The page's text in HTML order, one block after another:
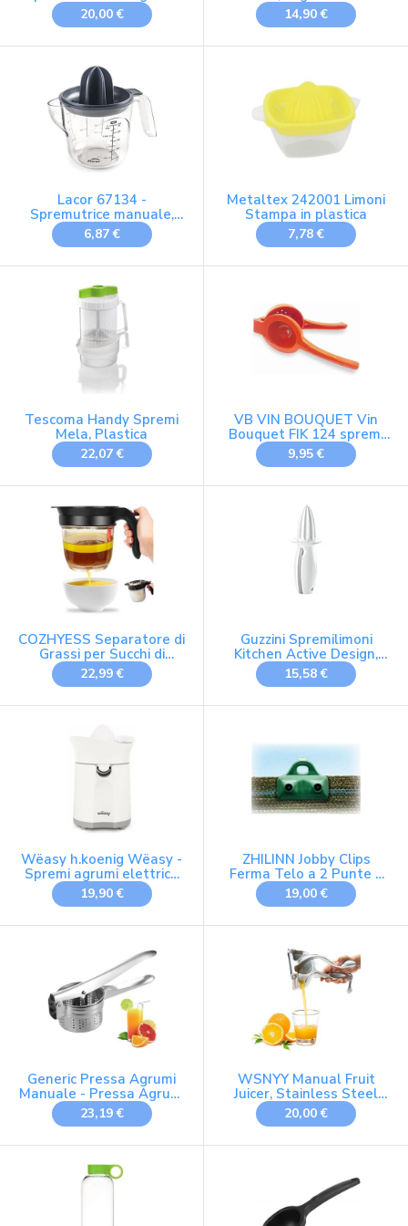
ciliegio.
20,00 €
Giallo
14,90 €
Lacor 67134 -
Spremutrice manuale,
spremutrice per succhi,
con brocca
6,87 €
Metaltex 242001 Limoni
Stampa in plastica
7,78 €
Tescoma Handy Spremi
Mela, Plastica
22,07 €
VB VIN BOUQUET Vin
Bouquet FIK 124 spremi
arancia acciaio inox
mixology agrumi
9,95 €
COZHYESS Separatore di
Grassi per Succhi di
Cottura, Separatore di
Grassi con Rilascio
1 Litro, Sistema a Doppia
22,99 €
Guzzini Spremilimoni
Kitchen Active Design,
Grigio, 6 x h16.5 cm
15,58 €
Wëasy h.koenig Wëasy -
Spremi agrumi elettrico
CITRU6, 2 coni, lavabile in
lavastoviglie, succo
19,90 €
ZHILINN Jobby Clips
Ferma Telo a 2 Punte x
Rete Ombreggiante
Pz.100
19,00 €
Generic Pressa Agrumi
Manuale - Pressa Agrumi
Per Agrumi | Pressa
Manuale Per Estrarre Il
Agrumi Manuale |
Strumento Di Estrazione
23,19 €
WSNYY Manual Fruit
Juicer, Stainless Steel
Alloy Juicer Hand Press
Lemon Juicer, Easy Fresh
20,00 €